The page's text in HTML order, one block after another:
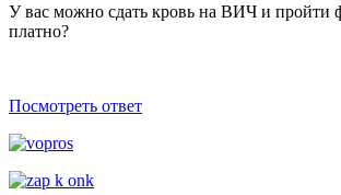
У вас можно сдать кровь на ВИЧ и пройти
платно?
Посмотреть ответ